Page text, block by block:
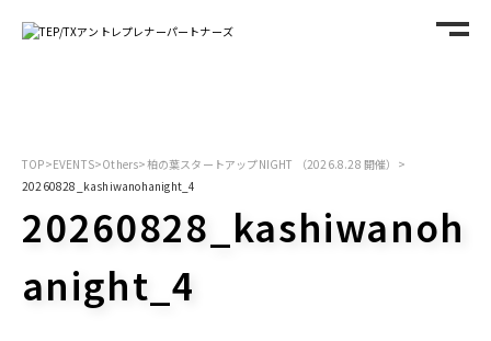
TOP>EVENTS>Others>柏の葉スタートアップNIGHT （2026.8.28 開催） >
20260828_kashiwanohanight_4
20260828_kashiwanoh
anight_4